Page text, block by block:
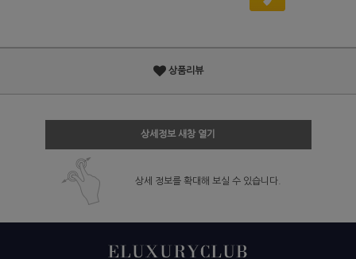
상품리뷰
상세정보 새창 열기
상세 정보를 확대해 보실 수 있습니다.